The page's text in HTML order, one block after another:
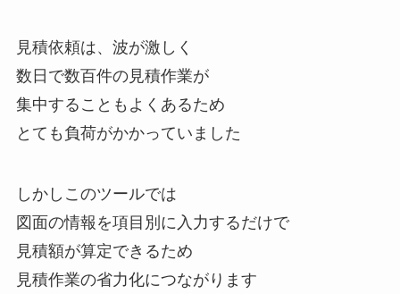
見積依頼は、波が激しく
数日で数百件の見積作業が
集中することもよくあるため
とても負荷がかかっていました
しかしこのツールでは
図面の情報を項目別に入力するだけで
見積額が算定できるため
見積作業の省力化につながります